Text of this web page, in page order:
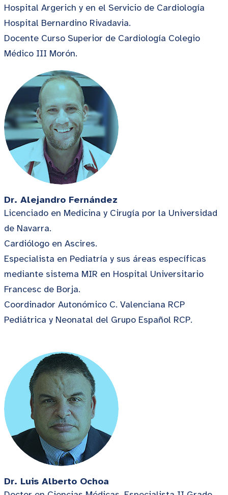
Hospital Argerich y en el Servicio de Cardiología
Hospital Bernardino Rivadavia.
Docente Curso Superior de Cardiología Colegio
Médico III Morón.
Dr. Alejandro Fernández
Licenciado en Medicina y Cirugía por la Universidad
de Navarra.
Cardiólogo en Ascires.
Especialista en Pediatría y sus áreas específicas
mediante sistema MIR en Hospital Universitario
Francesc de Borja.
Coordinador Autonómico C. Valenciana RCP
Pediátrica y Neonatal del Grupo Español RCP.
Dr. Luis Alberto Ochoa